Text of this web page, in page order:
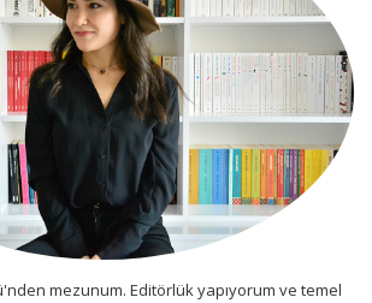
mezunum. Editörlük yapıyorum ve temel